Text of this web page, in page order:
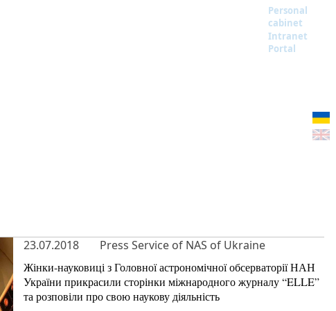
Personal
cabinet
Intranet
Portal
23.07.2018 Press Service of NAS of Ukraine
Жінки-науковиці з Головної астрономічної обсерваторії НАН
України прикрасили сторінки міжнародного журналу “ELLE”
та розповіли про свою наукову діяльність